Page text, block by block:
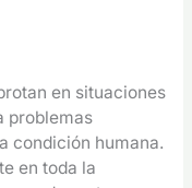
en situaciones
problemas
condición humana.
en toda la